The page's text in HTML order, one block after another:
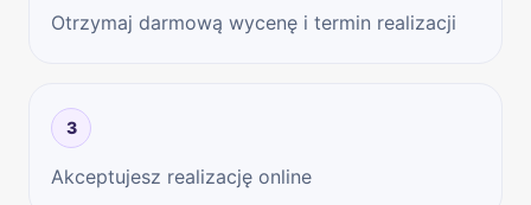
Otrzymaj darmową wycenę i termin realizacji
3
Akceptujesz realizację online